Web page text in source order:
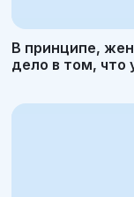
В принципе,
дело в том, что